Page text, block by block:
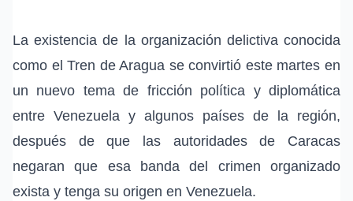
La existencia de la organización delictiva conocida
como el Tren de Aragua se convirtió este martes en
un nuevo tema de fricción política y diplomática
entre Venezuela y algunos países de la región,
después de que las autoridades de Caracas
negaran que esa banda del crimen organizado
exista y tenga su origen en Venezuela.